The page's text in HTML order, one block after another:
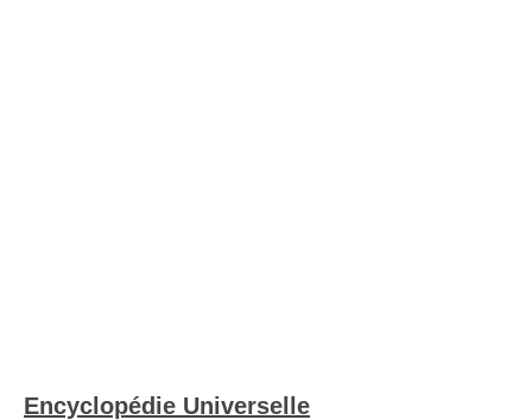
Encyclopédie Universelle